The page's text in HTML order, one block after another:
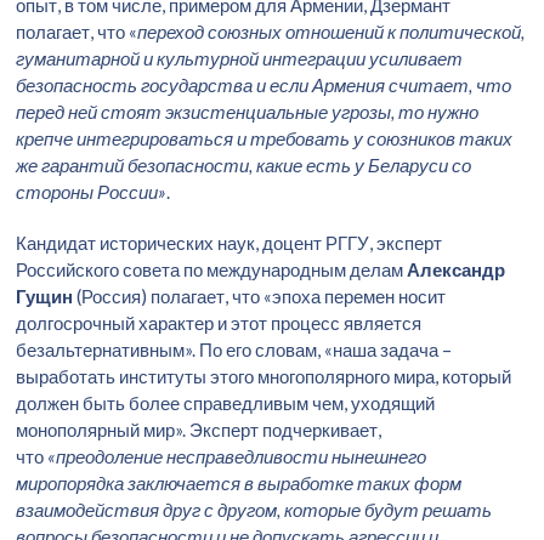
опыт, в том числе, примером для Армении, Дзермант
полагает, что «переход союзных отношений к политической,
гуманитарной и культурной интеграции усиливает
безопасность государства и если Армения считает, что
перед ней стоят экзистенциальные угрозы, то нужно
крепче интегрироваться и требовать у союзников таких
же гарантий безопасности, какие есть у Беларуси со
стороны России».
Кандидат исторических наук, доцент РГГУ, эксперт
Российского совета по международным деламАлександр
Гущин (Россия) полагает, что «эпоха перемен носит
долгосрочный характер и этот процесс является
безальтернативным». По его словам, «наша задача –
выработать институты этого многополярного мира, который
должен быть более справедливым чем, уходящий
монополярный мир». Эксперт подчеркивает,
что «преодоление несправедливости нынешнего
миропорядка заключается в выработке таких форм
взаимодействия друг с другом, которые будут решать